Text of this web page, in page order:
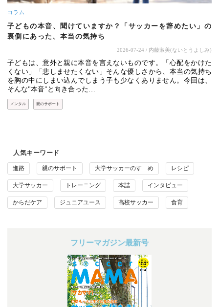
コラム
子どもの本音、聞けていますか？「サッカーを辞めたい」の
裏側にあった、本当の気持ち
2026-07-24 / 内藤淑美(ないとうよしみ)
子どもは、意外と親に本音を言えないものです。「心配をかけた
くない」「悲しませたくない」そんな優しさから、本当の気持ち
を胸の中にしまい込んでしまう子も少なくありません。今回は、
そんな"本音"と向き合った…
メンタル 親のサポート
人気キーワード
進路 親のサポート 大学サッカーのすゝめ レシピ
大学サッカー トレーニング 本誌 インタビュー
からだケア ジュニアユース 高校サッカー 食育
フリーマガジン最新号